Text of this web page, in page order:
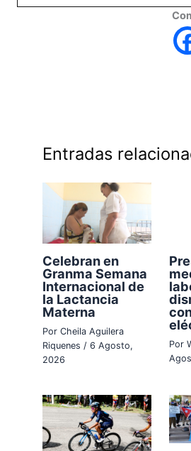
Entradas
Celebran en
Granma Semana
Internacional de
la Lactancia
Materna
PorCheila Aguilera
Riquenes /6 Agosto,
2026
Por